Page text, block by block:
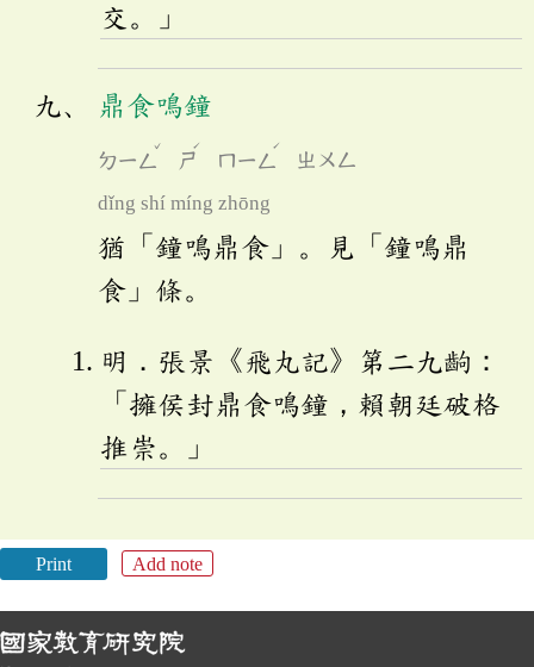
交。」
鼎食鳴鐘
ㄉㄧㄥ
ˇ
ㄕ
ˊ
ㄇㄧㄥ
ˊ
ㄓㄨㄥ
dǐng shí míng zhōng
猶「鐘鳴鼎食」。見「鐘鳴鼎
食」條。
明．張景《飛丸記》第二九齣：
「擁侯封鼎食鳴鐘，賴朝廷破格
推崇。」
Print Add note